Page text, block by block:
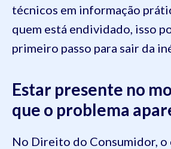
técnicos em informação
quem está endividado, isso
primeiro passo para sair da
Estar presente no
que o problema
No Direito do Consumidor,